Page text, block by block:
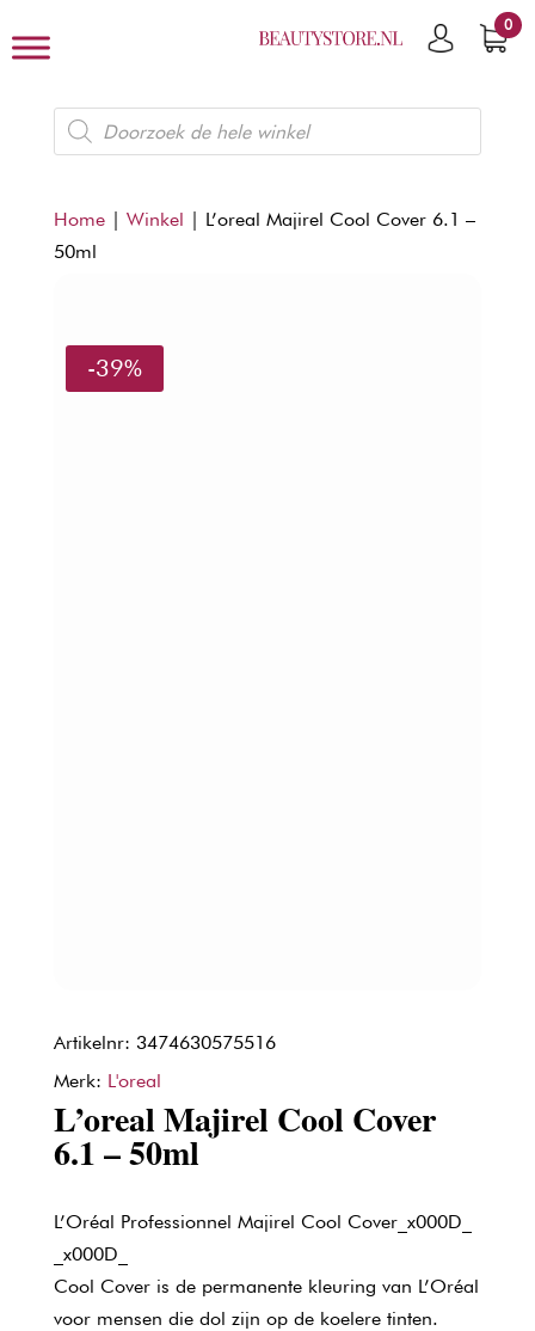
0
Producten
zoeken
Home| Winkel | L’oreal Majirel Cool Cover 6.1 –
50ml
-39%
Artikelnr: 3474630575516
Merk: L'oreal
L’oreal Majirel Cool Cover
6.1 – 50ml
L’Oréal Professionnel Majirel Cool Cover_x000D_
_x000D_
Cool Cover is de permanente kleuring van L’Oréal
voor mensen die dol zijn op de koelere tinten.